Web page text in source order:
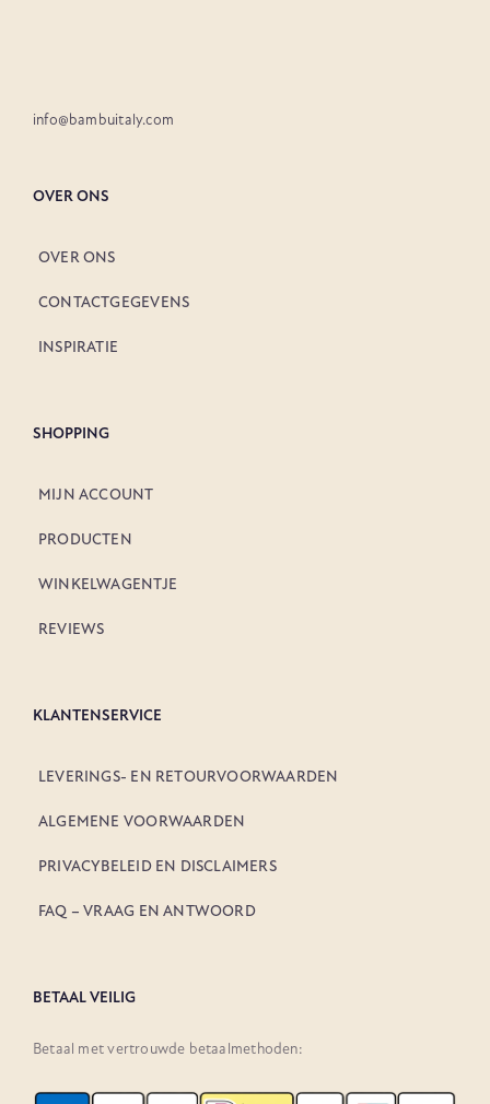
info@bambuitaly.com
OVER ONS
OVER ONS
CONTACTGEGEVENS
INSPIRATIE
SHOPPING
MIJN ACCOUNT
PRODUCTEN
WINKELWAGENTJE
REVIEWS
KLANTENSERVICE
LEVERINGS- EN RETOURVOORWAARDEN
ALGEMENE VOORWAARDEN
PRIVACYBELEID EN DISCLAIMERS
FAQ – VRAAG EN ANTWOORD
BETAAL VEILIG
Betaal met vertrouwde betaalmethoden: